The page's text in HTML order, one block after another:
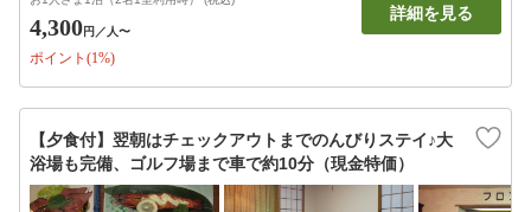
4,300円 ／人〜
ポイント(1%)
詳細を見る
【夕食付】翌朝はチェックアウトまでのんびりステイ♪大
浴場も完備、ゴルフ場まで車で約10分（現金特価）